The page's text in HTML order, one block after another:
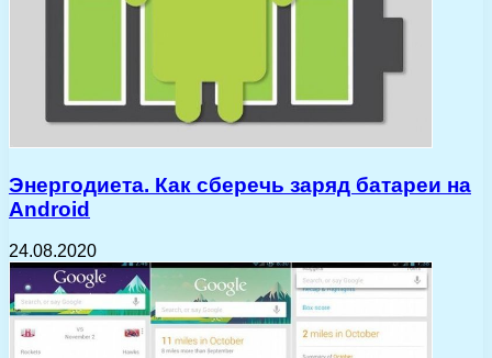
Энергодиета. Как сберечь заряд батареи на
Android
24.08.2020